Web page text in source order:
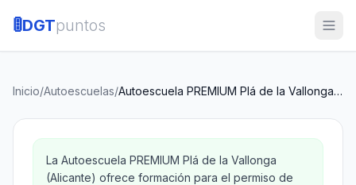
🚦DGTpuntos
Inicio/Autoescuelas/ Autoescuela PREMIUM Plá de la Vallonga (Alicante)
La Autoescuela PREMIUM Plá de la Vallonga
(Alicante) ofrece formación para el permiso de